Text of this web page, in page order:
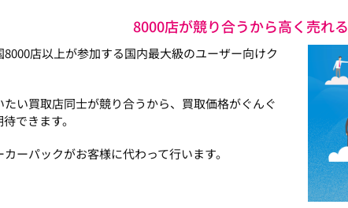
8000店が競り合うから高く売れる
店以上が参加する国内最大級のユーザー向けク
い買取店同士が競り合うから、買取価格がぐんぐ
できます。
ーパックがお客様に代わって行います。